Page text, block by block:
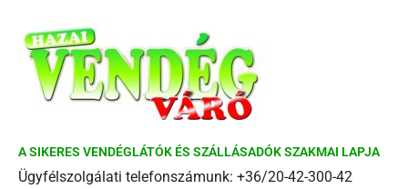
A SIKERES VENDÉGLÁTÓK ÉS SZÁLLÁSADÓK SZAKMAI LAPJA
Ügyfélszolgálati telefonszámunk: +36/20-42-300-42